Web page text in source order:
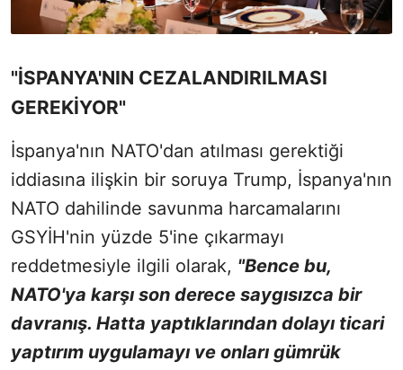
"İSPANYA'NIN CEZALANDIRILMASI
GEREKİYOR"
İspanya'nın NATO'dan atılması gerektiği
iddiasına ilişkin bir soruya Trump, İspanya'nın
NATO dahilinde savunma harcamalarını
GSYİH'nin yüzde 5'ine çıkarmayı
reddetmesiyle ilgili olarak, "Bence bu,
NATO'ya karşı son derece saygısızca bir
davranış. Hatta yaptıklarından dolayı ticari
yaptırım uygulamayı ve onları gümrük